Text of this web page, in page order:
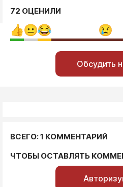
72 ОЦЕНИЛИ
Обсудить
ВСЕГО: 1 КОММЕНТАРИЙ
ЧТОБЫ ОСТАВЛЯТЬ